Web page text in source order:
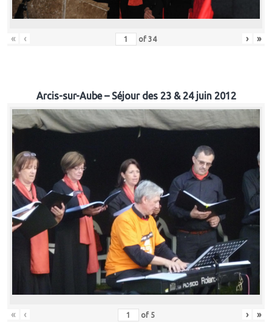
« ‹ of 34 › »
Arcis-sur-Aube – Séjour des 23 & 24 juin 2012
« ‹ of 5 › »